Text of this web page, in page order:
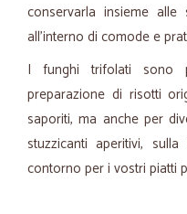
conservarla insieme alle
all'interno di comode e
I funghi trifolati sono
preparazione di risotti
saporiti, ma anche per
stuzzicanti aperitivi,
contorno per i vostri piatti